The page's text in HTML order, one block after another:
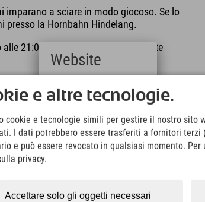
imparano a sciare in modo giocoso. Se lo
presso la Hornbahn Hindelang.
21:00, così potrete godervi le piste
la sete è in una delle numerose aree
Distanza dall'hotel
e altre tecnologie.
cookie e tecnologie simili per gestire il nostro sito
I dati potrebbero essere trasferiti a fornitori terzi
e può essere revocato in qualsiasi momento.
privacy.
Accettare solo gli oggetti necessari
Website
Deutsch
(German)
(English)
Italiano
(Italian)
(Polish)